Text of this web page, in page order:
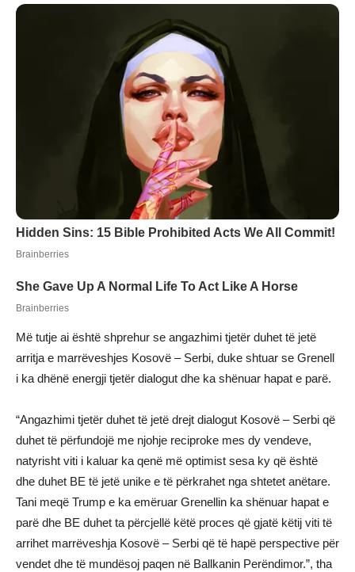
Më tutje ai është shprehur se angazhimi tjetër duhet të jetë
arritja e marrëveshjes Kosovë – Serbi, duke shtuar se Grenell
i ka dhënë energji tjetër dialogut dhe ka shënuar hapat e parë.
“Angazhimi tjetër duhet të jetë drejt dialogut Kosovë – Serbi që
duhet të përfundojë me njohje reciproke mes dy vendeve,
natyrisht viti i kaluar ka qenë më optimist sesa ky që është
dhe duhet BE të jetë unike e të përkrahet nga shtetet anëtare.
Tani meqë Trump e ka emëruar Grenellin ka shënuar hapat e
parë dhe BE duhet ta përcjellë këtë proces që gjatë këtij viti të
arrihet marrëveshja Kosovë – Serbi që të hapë perspective për
vendet dhe të mundësoj paqen në Ballkanin Perëndimor.”, tha